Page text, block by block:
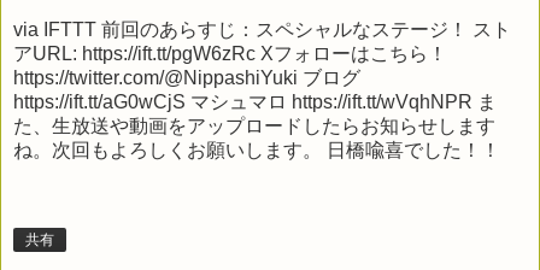
via IFTTT 前回のあらすじ：スペシャルなステージ！ スト
アURL: https://ift.tt/pgW6zRc Xフォローはこちら！
https://twitter.com/@NippashiYuki ブログ
https://ift.tt/aG0wCjS マシュマロ https://ift.tt/wVqhNPR ま
た、生放送や動画をアップロードしたらお知らせします
ね。次回もよろしくお願いします。 日橋喩喜でした！！
共有